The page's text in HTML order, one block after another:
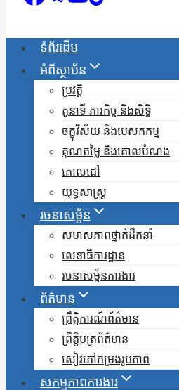
ទំព័រដើម
អំពីស្ថាប័ន
ប្រវត្តិ
តួនាទី ភារកិច្ច និងសិទ្ធិ
ចក្ខុវិស័យ និងបេសកកម្ម
គុណតម្លៃ និងគោលបំណង
គោលដៅ
យុទ្ធសាស្ត្រ
រចនាសម្ព័ន
សមាសភាពថ្នាក់ដឹកនាំ
លេខាធិការដ្ឋាន
រចនាសម្ព័នការងារ
ព័ត៌មាន
ព្រឹត្តិការណ៍ព័ត៌មាន
ព្រឹត្តិបត្រព័ត៌មាន
សៀវភៅកម្រងរូបភាព
សកម្មភាពការងារ